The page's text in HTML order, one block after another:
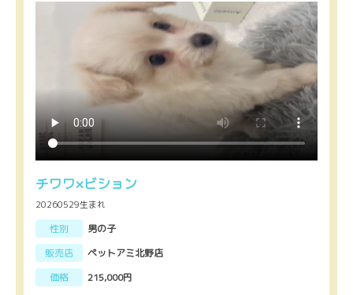
チワワ×ビション
20260529生まれ
性別
男の子
販売店
ペットアミ北野店
価格
215,000円